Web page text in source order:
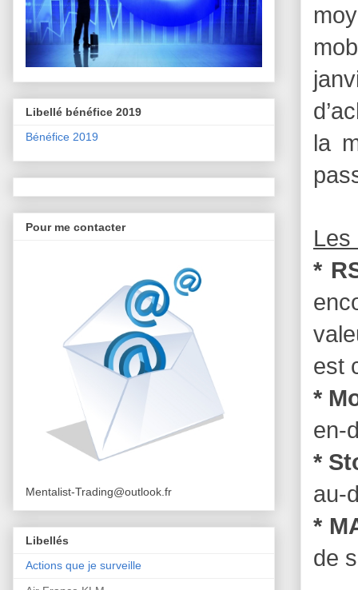
la
Les
*
est
*
en-
*
au-
*
de
Libellé bénéfice 2019
Bénéfice 2019
Pour me contacter
Mentalist-Trading@outlook.fr
Libellés
Actions que je surveille